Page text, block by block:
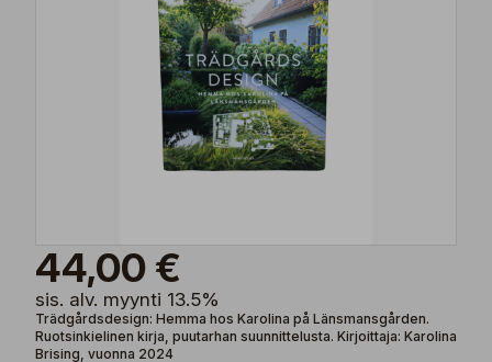
44,00 €
sis. alv. myynti 13.5%
Trädgårdsdesign: Hemma hos Karolina på Länsmansgården.
Ruotsinkielinen kirja, puutarhan suunnittelusta. Kirjoittaja: Karolina
Brising, vuonna 2024